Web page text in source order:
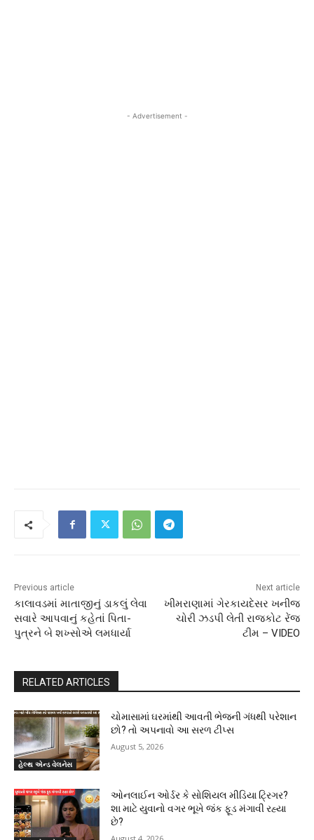
- Advertisement -
Previous article
કાલાવડમાં માતાજીનું ડાકલું લેવા
સવારે આપવાનું કહેતાં પિતા-
પુત્રને બે શખ્સોએ લમધાર્યા
Next article
ખીમરાણામાં ગેરકાયદેસર ખનીજ
ચોરી ઝડપી લેતી રાજકોટ રેંજ
ટીમ – VIDEO
RELATED ARTICLES
હેલ્થ એન્ડ વેલનેસ
ચોમાસામાં ઘરમાંથી આવતી ભેજની ગંધથી પરેશાન
છો? તો અપનાવો આ સરળ ટીપ્સ
August 5, 2026
ઓનલાઈન ઓર્ડર કે સોશિયલ મીડિયા ટ્રિગર?
શા માટે યુવાનો વગર ભૂખે જંક ફૂડ મંગાવી રહ્યા
છે?